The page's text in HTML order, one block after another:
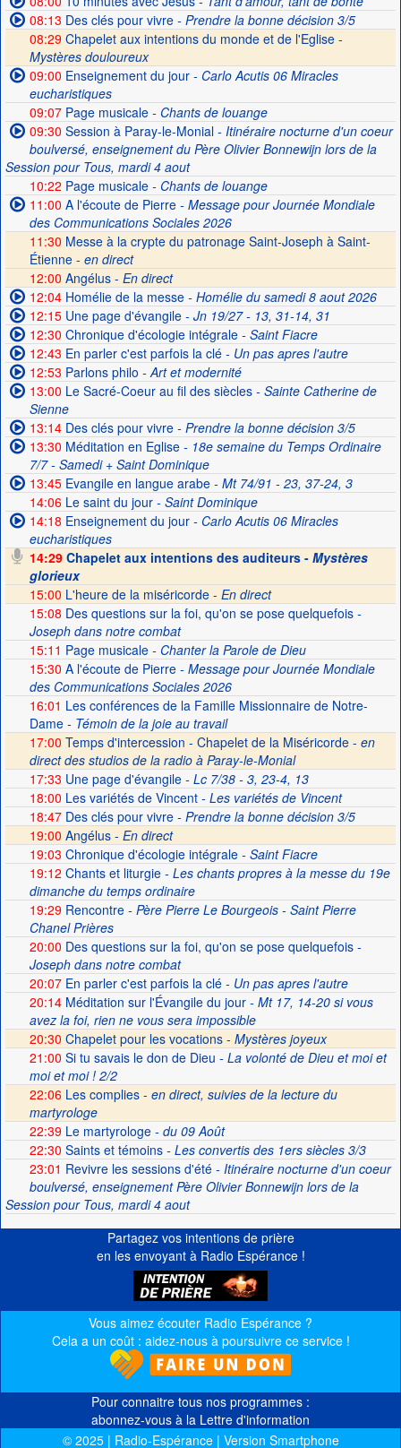
08:13 Des clés pour vivre- Prendre la bonne décision 3/5
08:29 Chapelet aux intentions du monde et de l'Eglise -
Mystères douloureux
09:00 Enseignement du jour- Carlo Acutis 06 Miracles
eucharistiques
09:07Page musicale- Chants de louange
09:30 Session à Paray-le-Monial- Itinéraire nocturne d'un coeur
boulversé, enseignement du Père Olivier Bonnewijn lors de la
Session pour Tous, mardi 4 aout
10:22 Page musicale- Chants de louange
11:00 A l'écoute de Pierre- Message pour Journée Mondiale
des Communications Sociales 2026
11:30 Messe à la crypte du patronage Saint-Joseph à Saint-
Étienne - en direct
12:00 Angélus - En direct
12:04Homélie de la messe- Homélie du samedi 8 aout 2026
12:15Une page d'évangile- Jn 19/27 - 13, 31-14, 31
12:30 Chronique d'écologie intégrale- Saint Fiacre
12:43 En parler c'est parfois la clé- Un pas apres l'autre
12:53 Parlons philo - Art et modernité
13:00 Le Sacré-Coeur au fil des siècles- Sainte Catherine de
Sienne
13:14Des clés pour vivre- Prendre la bonne décision 3/5
13:30 Méditation en Eglise- 18e semaine du Temps Ordinaire
7/7 - Samedi + Saint Dominique
13:45Evangile en langue arabe- Mt 74/91 - 23, 37-24, 3
14:06Le saint du jour- Saint Dominique
14:18 Enseignement du jour- Carlo Acutis 06 Miracles
eucharistiques
14:29Chapelet aux intentions des auditeurs - Mystères
glorieux
15:00 L'heure de la miséricorde - En direct
15:08 Des questions sur la foi, qu'on se pose quelquefois-
Joseph dans notre combat
15:11 Page musicale- Chanter la Parole de Dieu
15:30 A l'écoute de Pierre- Message pour Journée Mondiale
des Communications Sociales 2026
16:01 Les conférences de la Famille Missionnaire de Notre-
Dame- Témoin de la joie au travail
17:00 Temps d'intercession - Chapelet de la Miséricorde - en
direct des studios de la radio à Paray-le-Monial
17:33 Une page d'évangile- Lc 7/38 - 3, 23-4, 13
18:00 Les variétés de Vincent- Les variétés de Vincent
18:47Des clés pour vivre- Prendre la bonne décision 3/5
19:00 Angélus - En direct
19:03 Chronique d'écologie intégrale- Saint Fiacre
19:12 Chants et liturgie- Les chants propres à la messe du 19e
dimanche du temps ordinaire
19:29Rencontre- Père Pierre Le Bourgeois - Saint Pierre
Chanel Prières
20:00 Des questions sur la foi, qu'on se pose quelquefois-
Joseph dans notre combat
20:07En parler c'est parfois la clé- Un pas apres l'autre
20:14Méditation sur l'Évangile du jour- Mt 17, 14-20 si vous
avez la foi, rien ne vous sera impossible
20:30 Chapelet pour les vocations - Mystères joyeux
21:00 Si tu savais le don de Dieu - La volonté de Dieu et moi et
moi et moi ! 2/2
22:06 Les complies - en direct, suivies de la lecture du
martyrologe
22:39Le martyrologe- du 09 Août
22:30 Saints et témoins- Les convertis des 1ers siècles 3/3
23:01 Revivre les sessions d'été- Itinéraire nocturne d'un coeur
boulversé, enseignement Père Olivier Bonnewijn lors de la
Session pour Tous, mardi 4 aout
Partagez vos intentions de prière
en les envoyant à Radio Espérance !
Vous aimez écouter Radio Espérance ?
Cela a un coût : aidez-nous à poursuivre ce service !
Pour connaitre tous nos programmes :
abonnez-vous à la Lettre d'information
© 2025 | Radio-Espérance | Version Smartphone